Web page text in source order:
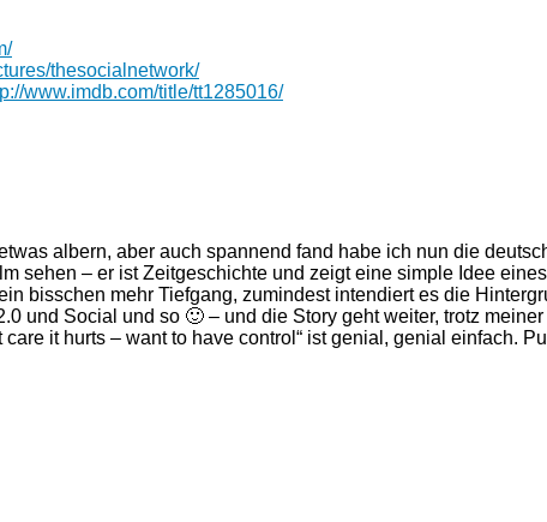
thesocialnetwork/
www.imdb.com/title/tt1285016/
albern, aber auch spannend fand habe ich nun die
sehen – er ist Zeitgeschichte und zeigt eine simple Idee
bisschen mehr Tiefgang, zumindest intendiert es die
und Social und so 🙂 – und die Story geht weiter, trotz
it hurts – want to have control“ ist genial, genial einfach.